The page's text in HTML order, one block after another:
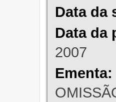
Data da
Data da
2007
Ementa: